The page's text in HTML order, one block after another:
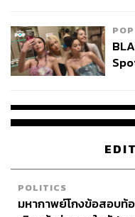
POP
POLITICS
มหากาพย์โกงข้อสอบท้